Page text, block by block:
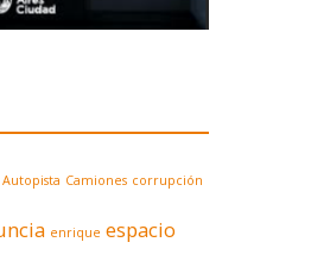
Autopista Camiones corrupción
enrique espacio